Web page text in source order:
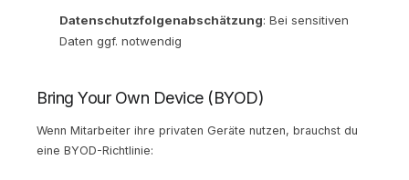
Datenschutzfolgenabschätzung: Bei sensitiven
Daten ggf. notwendig
Bring Your Own Device (BYOD)
Wenn Mitarbeiter ihre privaten Geräte nutzen, brauchst du
eine BYOD-Richtlinie: